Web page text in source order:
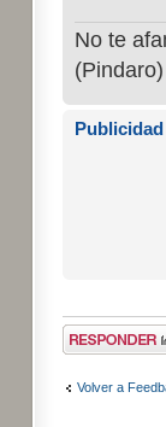
No te
(Pindaro)
Publicidad
Publicar una
respuesta
Volver a